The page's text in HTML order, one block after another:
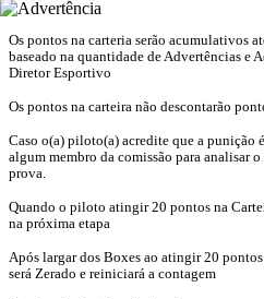
Os pontos na carteria serão acumulativos
baseado na quantidade de Advertências e
Diretor Esportivo
Os pontos na carteira não descontarão
Caso o(a) piloto(a) acredite que a punição
algum membro da comissão para analisar
prova.
Quando o piloto atingir 20 pontos na
na próxima etapa
Após largar dos Boxes ao atingir 20
será Zerado e reiniciará a contagem